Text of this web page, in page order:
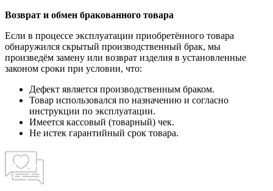
Возврат и обмен бракованного товара
Если в процессе эксплуатации приобретённого товара
обнаружился скрытый производственный брак, мы
произведём замену или возврат изделия в установленные
законом сроки при условии, что:
Дефект является производственным браком.
Товар использовался по назначению и согласно
инструкции по эксплуатации.
Имеется кассовый (товарный) чек.
Не истек гарантийный срок товара.